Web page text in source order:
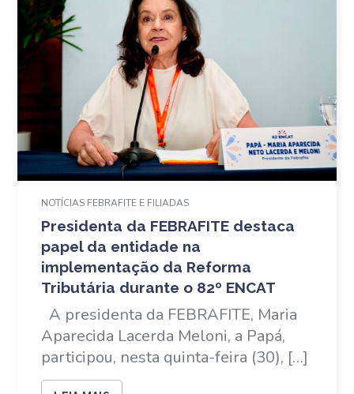
NOTÍCIAS FEBRAFITE E FILIADAS
Presidenta da FEBRAFITE destaca
papel da entidade na
implementação da Reforma
Tributária durante o 82º ENCAT
A presidenta da FEBRAFITE, Maria
Aparecida Lacerda Meloni, a Papá,
participou, nesta quinta-feira (30), […]